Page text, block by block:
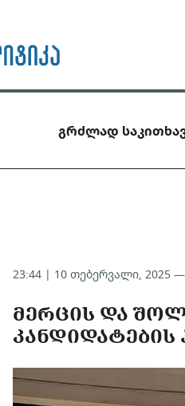
გრძლად
23:44 | 10 თებერვალი, 2025 —
ᲛᲔᲠᲪᲘᲡ ᲓᲐ
ᲙᲐᲜᲓᲘᲓᲐᲢᲔᲑᲘᲡ